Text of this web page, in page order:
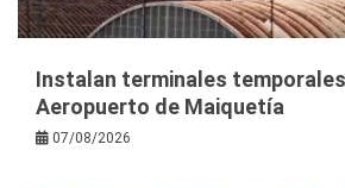
Instalan terminales
Aeropuerto de Maiquetía
07/08/2026